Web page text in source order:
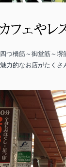
四つ橋筋～御堂筋～
魅力的なお店がたく